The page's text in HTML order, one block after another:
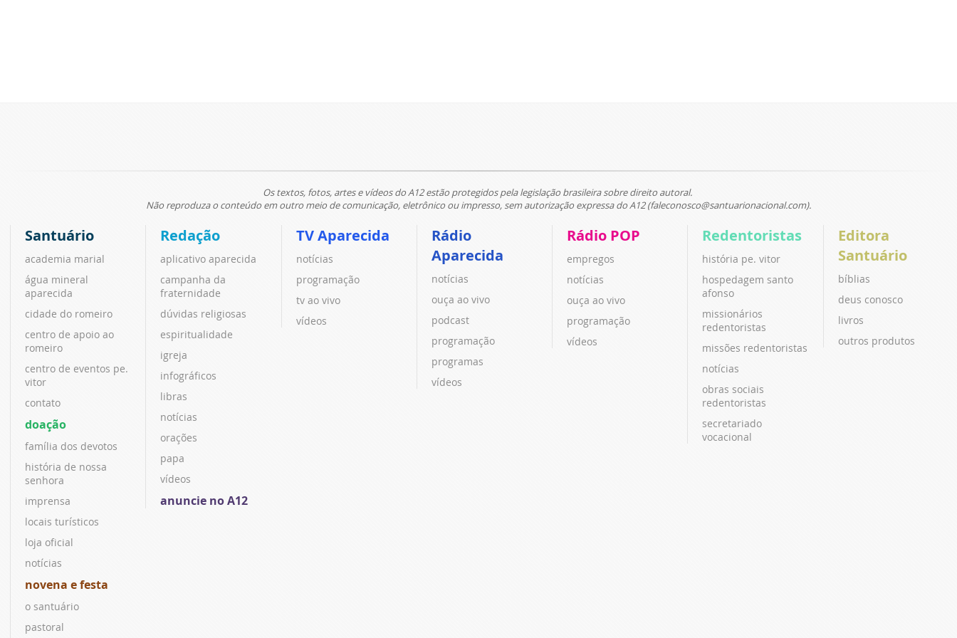
Os textos, fotos, artes e vídeos do A12 estão protegidos pela legislação brasileira sobre direito autoral.
Não reproduza o conteúdo em outro meio de comunicação, eletrônico ou impresso, sem autorização expressa do A12 (faleconosco@santuarionacional.com).
Santuário
academia marial
água mineral
aparecida
cidade do romeiro
centro de apoio ao
romeiro
centro de eventos pe.
vitor
contato
doação
família dos devotos
história de nossa
senhora
imprensa
locais turísticos
loja oficial
notícias
novena e festa
o santuário
pastoral
Redação
aplicativo aparecida
campanha da
fraternidade
dúvidas religiosas
espiritualidade
igreja
infográficos
libras
notícias
orações
papa
vídeos
anuncie no A12
TV Aparecida
notícias
programação
tv ao vivo
vídeos
Rádio
Aparecida
notícias
ouça ao vivo
podcast
programação
programas
vídeos
Rádio POP
empregos
notícias
ouça ao vivo
programação
vídeos
Redentoristas
história pe. vitor
hospedagem santo
afonso
missionários
redentoristas
missões redentoristas
notícias
obras sociais
redentoristas
secretariado
vocacional
Editora
Santuário
bíblias
deus conosco
livros
outros produtos